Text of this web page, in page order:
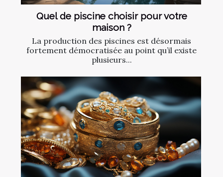
Quel de piscine choisir pour votre
maison ?
La production des piscines est désormais
fortement démocratisée au point qu’il existe
plusieurs...